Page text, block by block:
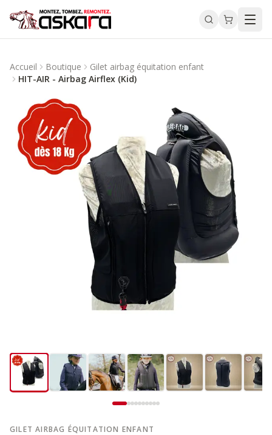
Accueil Boutique
Gilet airbag équitation enfant
HIT-AIR - Airbag Airflex (Kid)
GILET AIRBAG ÉQUITATION ENFANT